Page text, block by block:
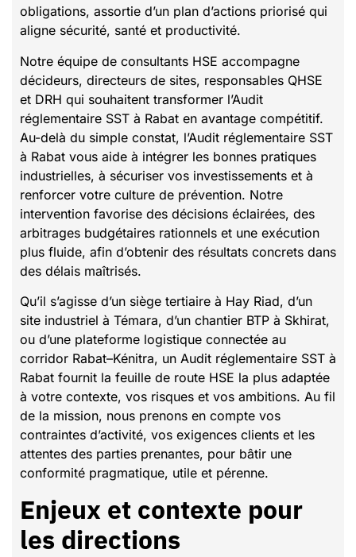
obligations, assortie d’un plan d’actions priorisé qui
aligne sécurité, santé et productivité.
Notre équipe de consultants HSE accompagne
décideurs, directeurs de sites, responsables QHSE
et DRH qui souhaitent transformer l’Audit
réglementaire SST à Rabat en avantage compétitif.
Au-delà du simple constat, l’Audit réglementaire SST
à Rabat vous aide à intégrer les bonnes pratiques
industrielles, à sécuriser vos investissements et à
renforcer votre culture de prévention. Notre
intervention favorise des décisions éclairées, des
arbitrages budgétaires rationnels et une exécution
plus fluide, afin d’obtenir des résultats concrets dans
des délais maîtrisés.
Qu’il s’agisse d’un siège tertiaire à Hay Riad, d’un
site industriel à Témara, d’un chantier BTP à Skhirat,
ou d’une plateforme logistique connectée au
corridor Rabat–Kénitra, un Audit réglementaire SST à
Rabat fournit la feuille de route HSE la plus adaptée
à votre contexte, vos risques et vos ambitions. Au fil
de la mission, nous prenons en compte vos
contraintes d’activité, vos exigences clients et les
attentes des parties prenantes, pour bâtir une
conformité pragmatique, utile et pérenne.
Enjeux et contexte pour
les directions